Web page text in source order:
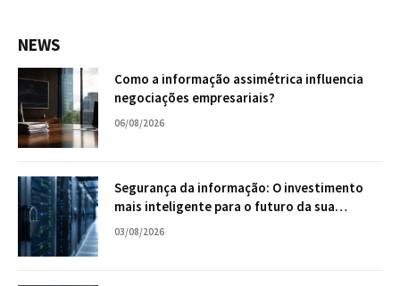
NEWS
Como a informação assimétrica influencia
negociações empresariais?
06/08/2026
Segurança da informação: O investimento
mais inteligente para o futuro da sua
empresa
03/08/2026